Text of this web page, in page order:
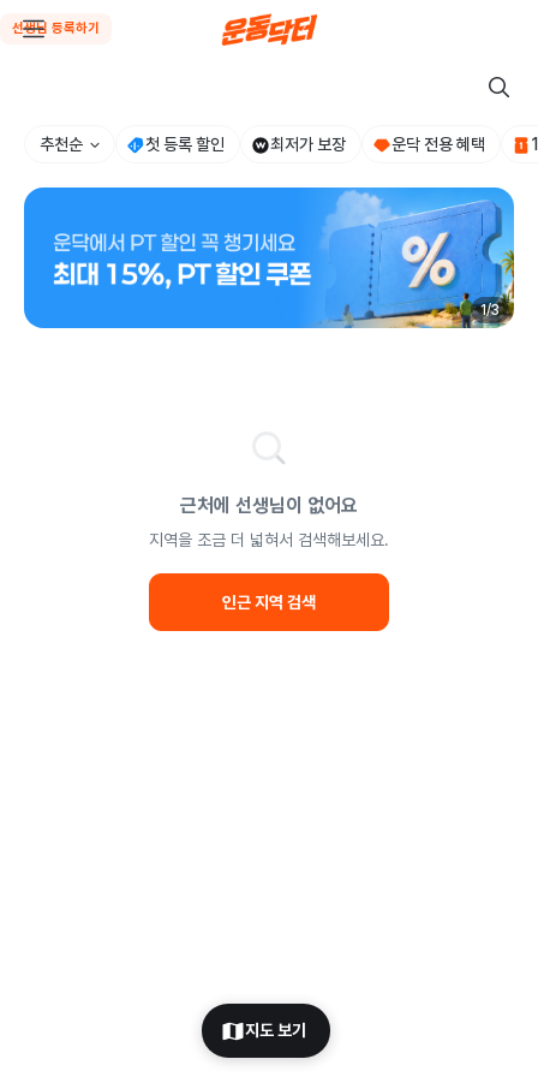
선생님 등록하기
추천순 첫 등록 할인 최저가 보장 운닥 전용 혜택
지도 보기
1/3
근처에 선생님이 없어요
지역을 조금 더 넓혀서 검색해보세요.
인근 지역 검색